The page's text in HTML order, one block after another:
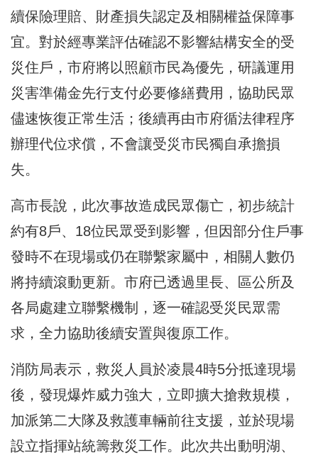
續保險理賠、財產損失認定及相關權益保障事
宜。對於經專業評估確認不影響結構安全的受
災住戶，市府將以照顧市民為優先，研議運用
災害準備金先行支付必要修繕費用，協助民眾
儘速恢復正常生活；後續再由市府循法律程序
辦理代位求償，不會讓受災市民獨自承擔損
失。
高市長說，此次事故造成民眾傷亡，初步統計
約有8戶、18位民眾受到影響，但因部分住戶事
發時不在現場或仍在聯繫家屬中，相關人數仍
將持續滾動更新。市府已透過里長、區公所及
各局處建立聯繫機制，逐一確認受災民眾需
求，全力協助後續安置與復原工作。
消防局表示，救災人員於凌晨4時5分抵達現場
後，發現爆炸威力強大，立即擴大搶救規模，
加派第二大隊及救護車輛前往支援，並於現場
設立指揮站統籌救災工作。此次共出動明湖、